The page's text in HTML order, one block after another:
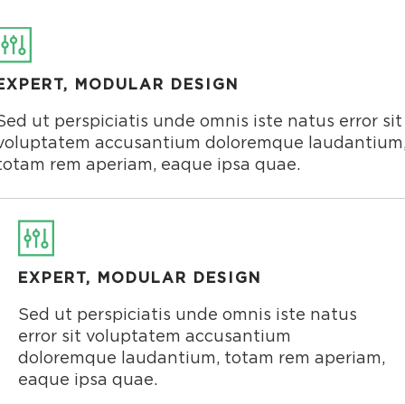
MODULAR DESIGN
ut perspiciatis unde omnis iste natus error sit
accusantium doloremque
rem aperiam, eaque ipsa quae.
EXPERT, MODULAR DESIGN
Sed ut perspiciatis unde omnis iste natus
error sit voluptatem accusantium
doloremque laudantium, totam rem aperiam,
eaque ipsa quae.